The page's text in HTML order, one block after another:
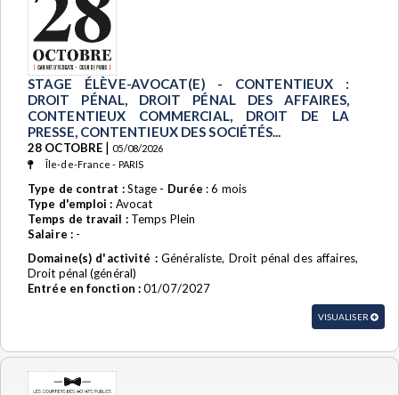
STAGE ÉLÈVE-AVOCAT(E) - CONTENTIEUX :
DROIT PÉNAL, DROIT PÉNAL DES AFFAIRES,
CONTENTIEUX COMMERCIAL, DROIT DE LA
PRESSE, CONTENTIEUX DES SOCIÉTÉS...
28 OCTOBRE | 05/08/2026
Île-de-France - PARIS
Type de contrat :Stage - Durée : 6 mois
Type d'emploi : Avocat
Temps de travail :Temps Plein
Salaire :-
Domaine(s) d'activité :Généraliste, Droit pénal des affaires,
Droit pénal (général)
Entrée en fonction :01/07/2027
VISUALISER